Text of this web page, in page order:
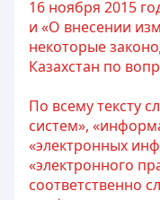
16 ноября 2015
и «О внесении
некоторые
Казахстан по
По всему тексту
систем»,
«электронных
«электронного
соответственно